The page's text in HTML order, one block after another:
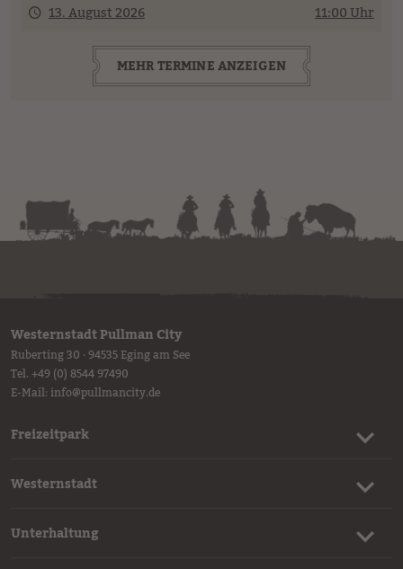
13. August 2026
11:00 Uhr
MEHR TERMINE ANZEIGEN
Westernstadt Pullman City
Ruberting 30 · 94535 Eging am See
Tel. +49 (0) 8544 97490
E-Mail:info@pullmancity.de
Freizeitpark
Westernstadt
Unterhaltung